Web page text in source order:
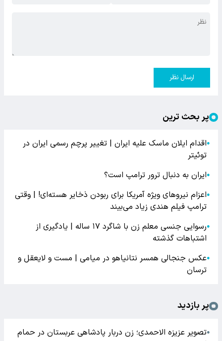
ارسال نظر
پر بحث ترین
●اقدام ایلان ماسک علیه ایران | تغییر پرچم رسمی ایران در
توئیتر
●ایران به دنبال ترور ترامپ است؟
●اعزام نیروهای ویژه آمریکا برای ربودن ذخایر هسته‌ای! | وقتی
ترامپ فیلم هندی زیاد می‌بیند
●
رسوایی جنسی معلم زن با شاگرد ۱۷ ساله | یادگیری از
اشتباهات گذشته
●عکس جنجالی همسر نتانیاهو در میامی | مست و لایعقل و
ترسان
پر بازدید
●تصویر عزیزه الاحمدی؛ زن دربار پادشاهی عربستان در حمام